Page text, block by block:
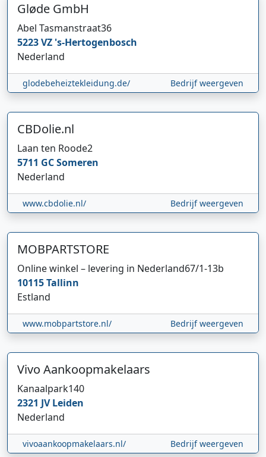
Gløde GmbH
Abel Tasmanstraat36
5223 VZ 's-Hertogenbosch
Nederland
glodebeheiztekleidung.de/ Bedrijf weergeven
CBDolie.nl
Laan ten Roode2
5711 GCSomeren
Nederland
www.cbdolie.nl/ Bedrijf weergeven
MOBPARTSTORE
Online winkel – levering in Nederland67/1-13b
10115Tallinn
Estland
www.mobpartstore.nl/ Bedrijf weergeven
Vivo Aankoopmakelaars
Kanaalpark140
2321 JVLeiden
Nederland
vivoaankoopmakelaars.nl/ Bedrijf weergeven